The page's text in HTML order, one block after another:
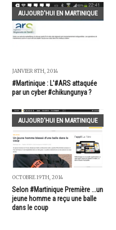
AUJOURD'HUI EN MARTINIQUE
JANVIER 8TH, 2014
#Martinique : L'#ARS attaquée
par un cyber #chikungunya ?
AUJOURD'HUI EN MARTINIQUE
OCTOBRE 19TH, 2014
Selon #Martinique Première ...un
jeune homme a reçu une balle
dans le coup